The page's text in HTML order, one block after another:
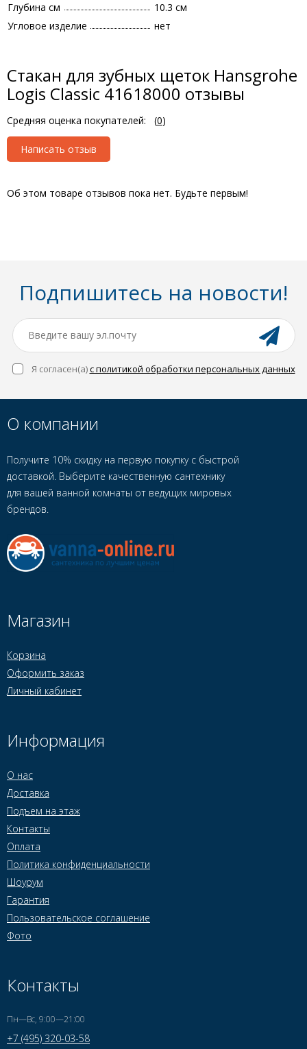
Глубина см
10.3 см
Угловое изделие
нет
Стакан для зубных щеток Hansgrohe
Logis Classic 41618000 отзывы
Средняя оценка покупателей: (0)
Написать отзыв
Об этом товаре отзывов пока нет. Будьте первым!
Подпишитесь на новости!
Я согласен(a)с политикой обработки персональных данных
О компании
Получите 10% скидку на первую покупку с быстрой
доставкой. Выберите качественную сантехнику
для вашей ванной комнаты от ведущих мировых
брендов.
Магазин
Корзина
Оформить заказ
Личный кабинет
Информация
О нас
Доставка
Подъем на этаж
Контакты
Оплата
Политика конфиденциальности
Шоурум
Гарантия
Пользовательское соглашение
Фото
Контакты
Пн—Вс, 9:00—21:00
+7 (495) 320-03-58